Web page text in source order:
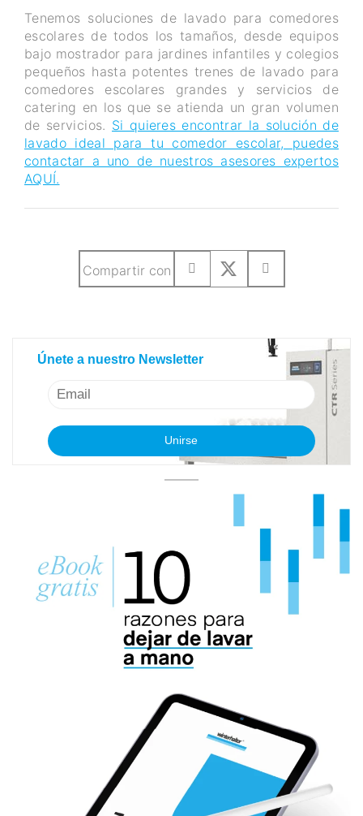
Tenemos soluciones de lavado para comedores
escolares de todos los tamaños, desde equipos
bajo mostrador para jardines infantiles y colegios
pequeños hasta potentes trenes de lavado para
comedores escolares grandes y servicios de
catering en los que se atienda un gran volumen
de servicios. Si quieres encontrar la solución de
lavado ideal para tu comedor escolar, puedes
contactar a uno de nuestros asesores expertos
AQUÍ.
Compartir con
Únete a nuestro Newsletter